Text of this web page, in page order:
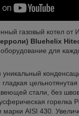
газовый котел от
Bluehelix
для
уникальный
цельнотянутая
стали, без
горелка
AISI 430.